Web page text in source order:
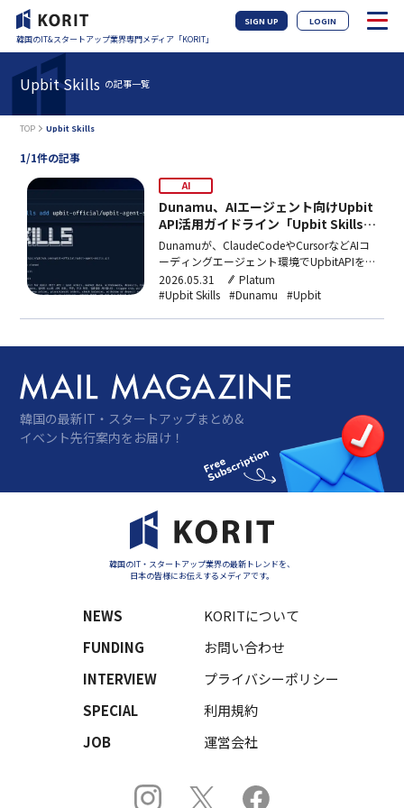
韓国のIT&スタートアップ業界専門メディア「KORIT」
SIGN UP LOGIN
Upbit Skills の記事一覧
TOP Upbit Skills
1/1件の記事
AI
Dunamu、AIエージェント向けUpbit
API活用ガイドライン「Upbit Skills」
をリリース
Dunamuが、ClaudeCodeやCursorなどAIコ
ーディングエージェント環境でUpbitAPIを自
然言語から操作できるガイドライン集
「UpbitSkills」をリリース。価格照会や注文
2026.05.31
Platum
#Upbit Skills #Dunamu #Upbit
韓国の最新IT・スタートアップまとめ&
イベント先行案内をお届け！
韓国のIT・スタートアップ業界の最新トレンドを、
日本の皆様にお伝えするメディアです。
NEWS
FUNDING
INTERVIEW
SPECIAL
JOB
KORITについて
お問い合わせ
プライバシーポリシー
利用規約
運営会社